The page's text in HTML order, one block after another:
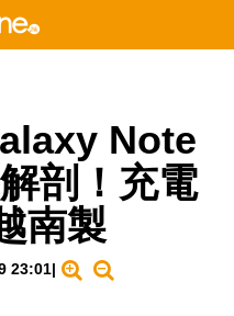
Note
剖！充電
南製
23:01|